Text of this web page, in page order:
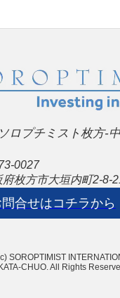
ロプチミスト枚方-
0027
府枚方市大垣内町2-8-
問合せはコチラから
SOROPTIMIST
CHUO. All Rights